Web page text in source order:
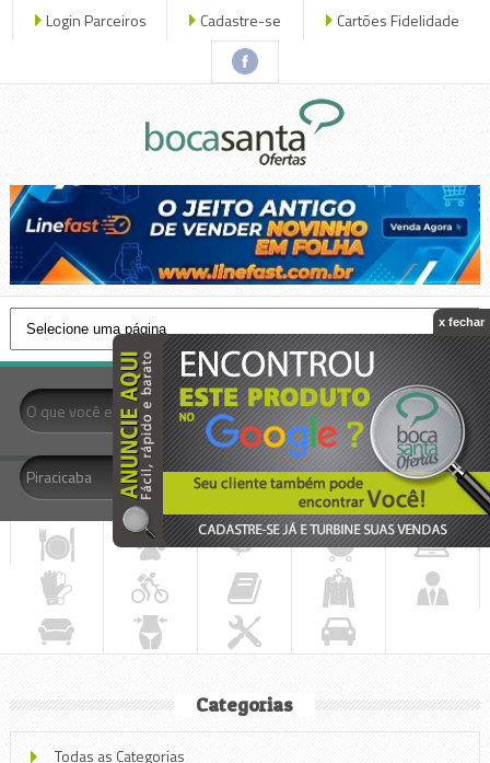
Login Parceiros Cadastre-se Cartões Fidelidade
- Todas as Categorias -
Piracicaba
Categorias
Todas as Categorias
x fechar